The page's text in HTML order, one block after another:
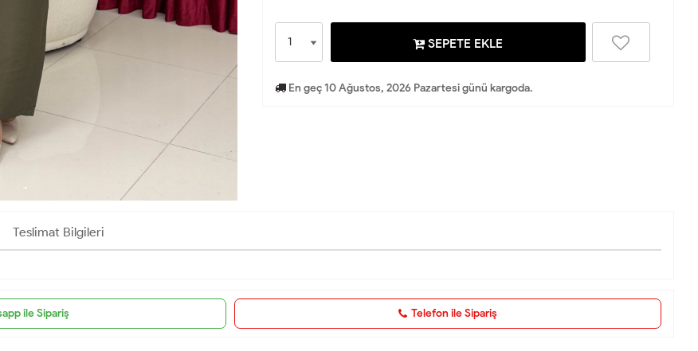
SEPETE EKLE
En geç 10 Ağustos, 2026 Pazartesi günü kargoda.
Teslimat Bilgileri
ile Sipariş Telefon ile Sipariş